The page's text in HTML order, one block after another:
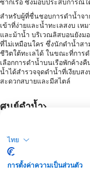
ซากเรือ ซึ่งมอบประสบการณ์
สำหรับผู้ที่ชื่นชอบการดำน้ำจา
เข้าที่ง่ายและน้ำทะเลสงบ เห
และม้าน้ำ บริเวณลิสบอนยังม
ที่ไม่เหมือนใคร ซึ่งนักดำน้ำส
ชีวิตใต้ทะเลได้ ในขณะที่การ
เลือกการดำน้ำบนเรือพักค้าง
น้ำได้สำรวจจุดดำน้ำที่เงียบส
สะดวกสบายและมีสไตล์
ศูนย์ดำน้ำ
Arrábida Experiences
Porto de abrigo de sesimbra,
antigos viveiros,, 2970-000
Sesimbra, PO19 - โปรตุเกส
ไทย
การตั้งค่าความเป็นส่วนตัว